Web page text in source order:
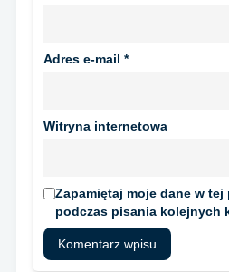
Adres e-mail *
Witryna internetowa
Zapamiętaj moje dane w tej
podczas pisania kolejnych